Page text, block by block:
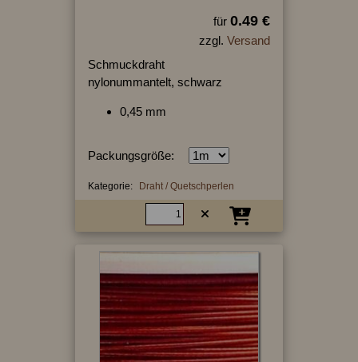
für 0.49 €
zzgl. Versand
Schmuckdraht
nylonummantelt, schwarz
0,45 mm
Packungsgröße:
Kategorie: Draht / Quetschperlen